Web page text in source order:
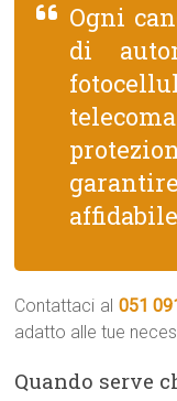
Ogni
di
Contattaci al 051
adatto alle tue
Quando serve